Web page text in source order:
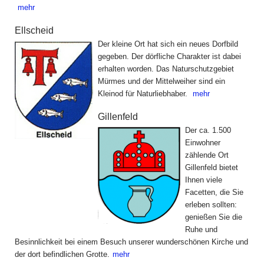
mehr
Ellscheid
Der kleine Ort hat sich ein neues Dorfbild
gegeben. Der dörfliche Charakter ist dabei
erhalten worden. Das Naturschutzgebiet
Mürmes und der Mittelweiher sind ein
Kleinod für Naturliebhaber.
mehr
Gillenfeld
Der ca. 1.500
Einwohner
zählende Ort
Gillenfeld bietet
Ihnen viele
Facetten, die Sie
erleben sollten:
genießen Sie die
Ruhe und
Besinnlichkeit bei einem Besuch unserer wunderschönen Kirche und
der dort befindlichen Grotte. mehr